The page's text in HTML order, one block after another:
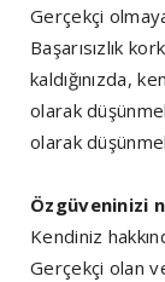
Gerçekçi
Başarısızlık
kaldığınızda,
olarak
olarak
Özgüveninizi
Kendiniz
Gerçekçi olan